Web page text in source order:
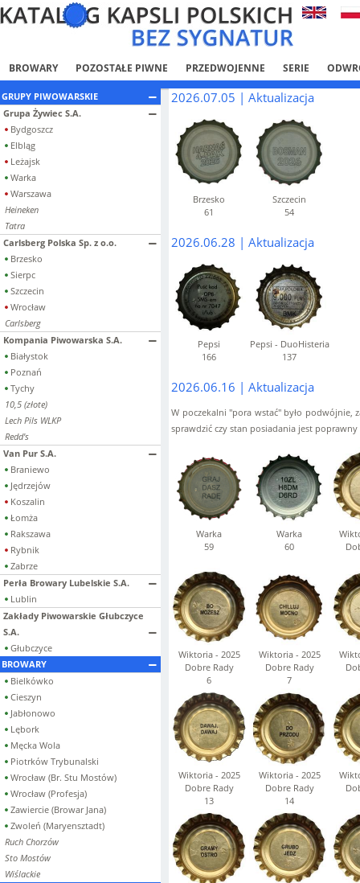
BROWARY POZOSTAŁE PIWNE PRZEDWOJENNE SERIE
GRUPY PIWOWARSKIE
Grupa Żywiec S.A.
Bydgoszcz
Elbląg
Leżajsk
Warka
Warszawa
Heineken
Tatra
Carlsberg Polska Sp. z o.o.
Brzesko
Sierpc
Szczecin
Wrocław
Carlsberg
Kompania Piwowarska S.A.
Białystok
Poznań
Tychy
10,5 (złote)
Lech Pils WLKP
Redd's
Van Pur S.A.
Braniewo
Jędrzejów
Koszalin
Łomża
Rakszawa
Rybnik
Zabrze
Perła Browary Lubelskie S.A.
Lublin
Zakłady Piwowarskie Głubczyce
S.A.
Głubczyce
BROWARY
Bielkówko
Cieszyn
Jabłonowo
Lębork
Męcka Wola
Piotrków Trybunalski
Wrocław (Br. Stu Mostów)
Wrocław (Profesja)
Zawiercie (Browar Jana)
Zwoleń (Maryensztadt)
Ruch Chorzów
Sto Mostów
Wiślackie
2026.07.05 | Aktualizacja
Brzesko
61
Szczecin
54
2026.06.28 | Aktualizacja
Pepsi
166
Pepsi - DuoHisteria
137
2026.06.16 | Aktualizacja
W poczekalni "pora wstać" było podwójnie,
sprawdzić czy stan posiadania jest poprawny
Warka
59
Warka
60
Wiktoria - 2025
Dobre Rady
6
Wiktoria - 2025
Dobre Rady
7
Wiktoria - 2025
Dobre Rady
13
Wiktoria - 2025
Dobre Rady
14